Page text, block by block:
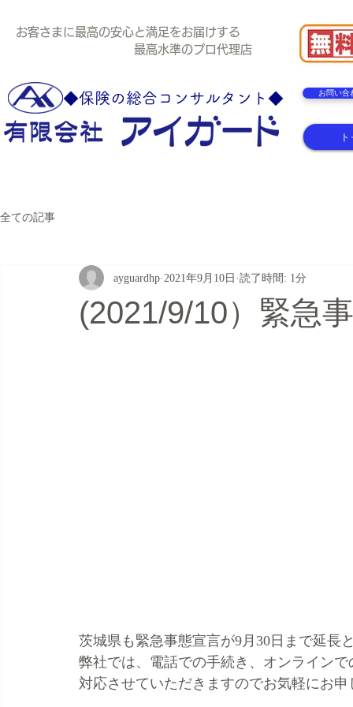
お客さまに最高の安心と満足をお届けする
最高水準のプロ代理店
◆保険の総合コンサルタント◆ お問い合
全ての記事
(2021/9/10）緊急
ayguardhp 2021年9月10日 読了時間: 1分
茨城県も緊急事態宣言が9月30日まで延長
弊社では、電話での手続き、オンライン
対応させていただきますのでお気軽にお